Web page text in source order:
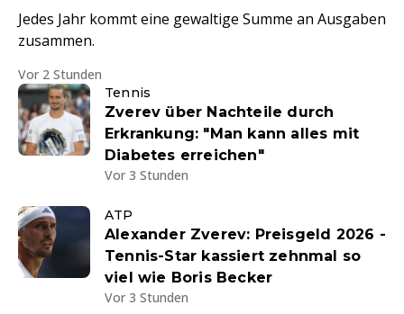
Jedes Jahr kommt eine gewaltige Summe an Ausgaben
zusammen.
Vor 2 Stunden
Tennis
Zverev über Nachteile durch
Erkrankung: "Man kann alles mit
Diabetes erreichen"
Vor 3 Stunden
ATP
Alexander Zverev: Preisgeld 2026 -
Tennis-Star kassiert zehnmal so
viel wie Boris Becker
Vor 3 Stunden